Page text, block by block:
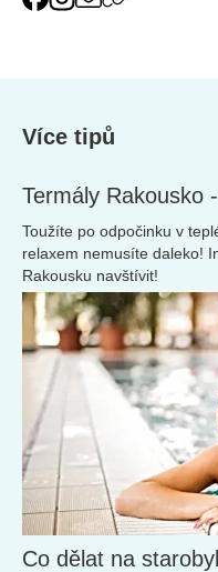
Více tipů
Termály Rakousko
Toužíte po odpočinku v
relaxem nemusíte daleko!
Rakousku navštívit!
Co dělat na